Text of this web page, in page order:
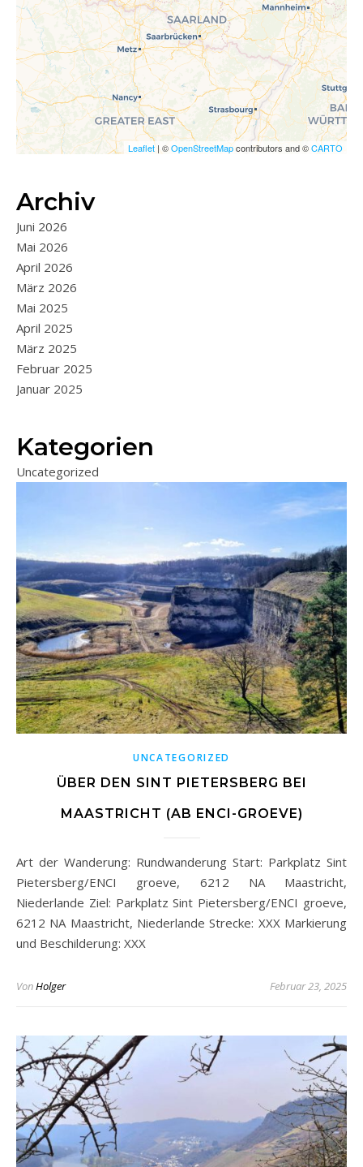
Leaflet| ©OpenStreetMapcontributors and ©CARTO
Archiv
Juni 2026
Mai 2026
April 2026
März 2026
Mai 2025
April 2025
März 2025
Februar 2025
Januar 2025
Kategorien
Uncategorized
UNCATEGORIZED
ÜBER DEN SINT PIETERSBERG BEI
MAASTRICHT (AB ENCI-GROEVE)
Art der Wanderung: Rundwanderung Start: Parkplatz Sint
Pietersberg/ENCI groeve, 6212 NA Maastricht,
Niederlande Ziel: Parkplatz Sint Pietersberg/ENCI groeve,
6212 NA Maastricht, Niederlande Strecke: XXX Markierung
und Beschilderung: XXX
VonHolger Februar 23, 2025